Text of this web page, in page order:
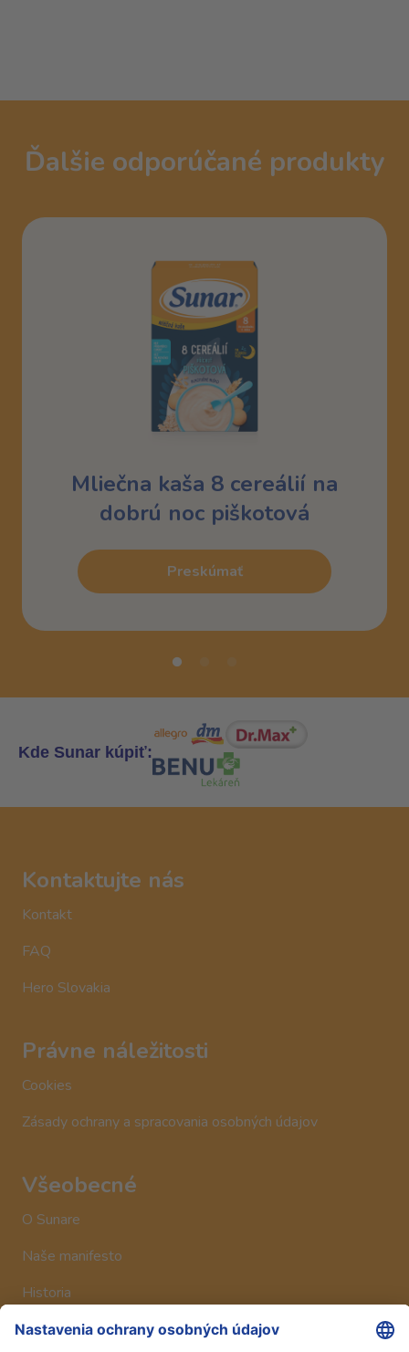
Ďalšie odporúčané produkty
Mliečna kaša 8 cereálií na
dobrú noc piškotová
Preskúmať
Kde Sunar kúpiť:
Kontaktujte nás
Kontakt
FAQ
Hero Slovakia
Právne náležitosti
Cookies
Zásady ochrany a spracovania osobných údajov
Všeobecné
O Sunare
Naše manifesto
Historia